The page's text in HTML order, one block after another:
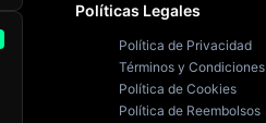
Políticas Legales
Política de Privacidad
Términos y Condiciones
Política de Cookies
Política de Reembolsos